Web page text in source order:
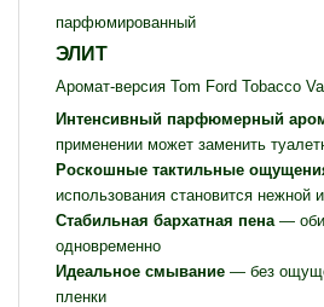
парфюмированный
ЭЛИТ
Аромат-версия Tom Ford Tobacco
Интенсивный парфюмерный
применении может заменить
Роскошные тактильные
использования становится нежной
Стабильная бархатная пена—
одновременно
Идеальное смывание — без
пленки